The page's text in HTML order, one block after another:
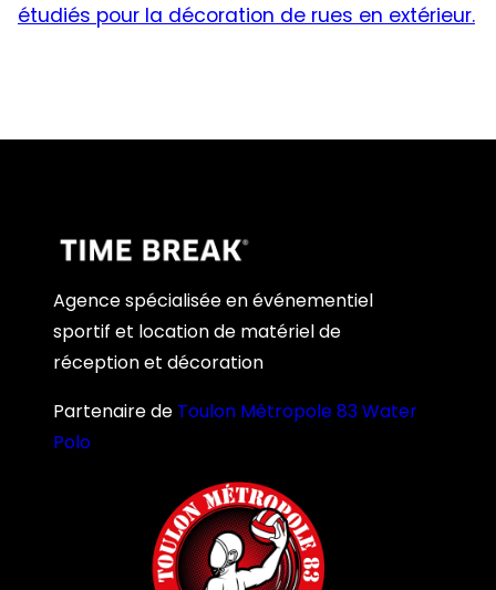
étudiés pour la décoration de rues en extérieur.
Agence spécialisée en événementiel
sportif et location de matériel de
réception et décoration
Partenaire de Toulon Métropole 83 Water
Polo